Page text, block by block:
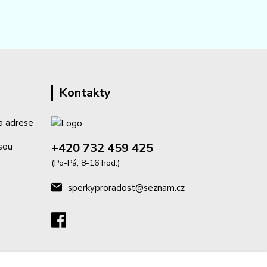
adrese
Kontakty
+420 732 459 425
(Po-Pá, 8-16 hod.)
sperkyproradost@seznam.cz